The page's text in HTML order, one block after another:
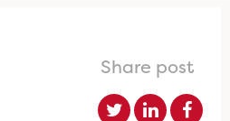
Share post